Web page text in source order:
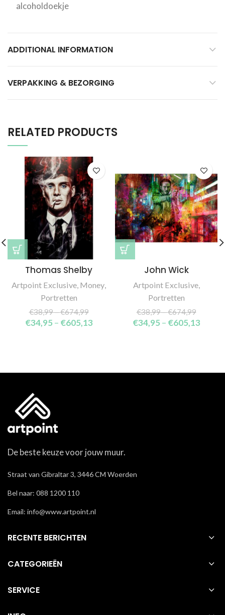
alcoholdoekje
ADDITIONAL INFORMATION
VERPAKKING & BEZORGING
RELATED PRODUCTS
Thomas Shelby
Artpoint Exclusive, Money,
Portretten
€38,99–€674,99
€34,95 – €605,13
John Wick
Artpoint Exclusive,
Portretten
€38,99–€674,99
€34,95 – €605,13
De beste keuze voor jouw muur.
Straat van Gibraltar 3, 3446 CM Woerden
Bel naar: 088 1200 110
Email: info@www.artpoint.nl
RECENTE BERICHTEN
CATEGORIEËN
SERVICE